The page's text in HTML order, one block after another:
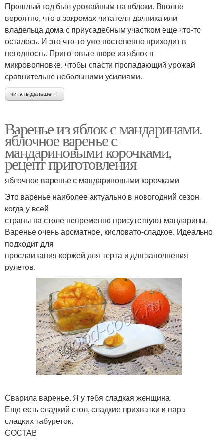
Прошлый год был урожайным на яблоки. Вполне
вероятно, что в закромах читателя-дачника или
владельца дома с приусадебным участком еще что-то
осталось. И это что-то уже постепенно приходит в
негодность. Приготовьте пюре из яблок в
микроволновке, чтобы спасти пропадающий урожай
сравнительно небольшими усилиями.
читать дальше →
Варенье из яблок с мандаринами.
яблочное варенье с
мандариновыми корочками,
рецепт приготовления
яблочное варенье с мандариновыми корочками
Это варенье наиболее актуально в новогодний сезон,
когда у всей
страны на столе непременно присутствуют мандарины.
Варенье очень ароматное, кисловато-сладкое. Идеально
подходит для
прослаивания коржей для торта и для заполнения
рулетов.
Сварила варенье. Я у тебя сладкая женщина.
Еще есть сладкий стол, сладкие прихватки и пара
сладких табуреток.
СОСТАВ